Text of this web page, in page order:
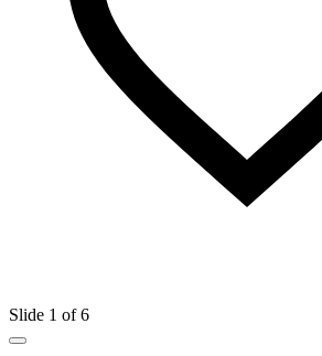
Slide 1 of 6